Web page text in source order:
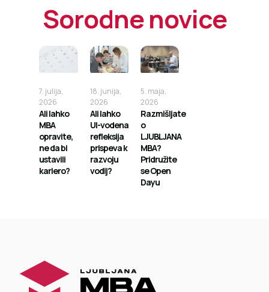
Sorodne novice
7. julija,
2026
Ali lahko
MBA
opravite,
ne da bi
ustavili
kariero?
18. junija,
2026
Ali lahko
UI-vodena
refleksija
prispeva k
razvoju
vodij?
5. maja,
2026
Razmišljate
o
LJUBLJANA
MBA?
Pridružite
se Open
Dayu